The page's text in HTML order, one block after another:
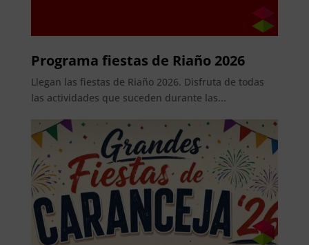
Programa fiestas de Riaño 2026
Llegan las fiestas de Riaño 2026. Disfruta de todas
las actividades que suceden durante las...